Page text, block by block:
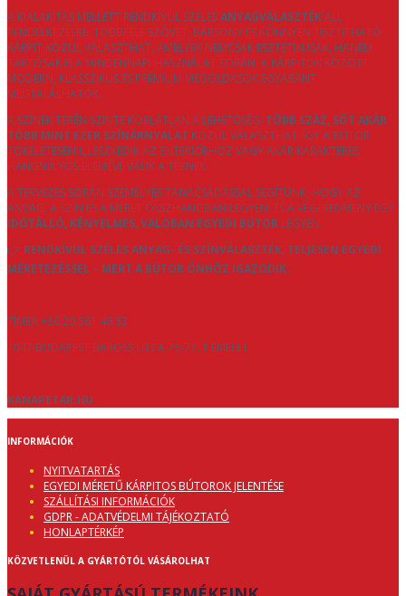
A KIALAKÍTÁS MELLETT RENDKÍVÜL SZÉLESANYAGVÁLASZTÉKÁLL
RENDELKEZÉSRE. TÖBBFÉLE SZÖVET, BÁRSONY ÉS KÖNNYEN TISZTÍTHATÓ
KÁRPIT KÖZÜL VÁLASZTHAT, AMELYEK NEMCSAK ESZTÉTIKUSAK, HANEM
TARTÓSAK IS A MINDENNAPI HASZNÁLAT SORÁN. A KÁRPITOK KÖZÖTT
MODERN, KLASSZIKUS ÉS PRÉMIUM MEGOLDÁSOK EGYARÁNT
MEGTALÁLHATÓK.
A SZÍNEK TERÉN SZINTE KORLÁTLAN A LEHETŐSÉG: TÖBB SZÁZ, SŐT AKÁR
TÖBB MINT EZER SZÍNÁRNYALAT KÖZÜL VÁLASZTHAT, ÍGY A BÚTOR
TÖKÉLETESEN ILLESZKEDIK AZ ENTERIŐRHÖZ VAGY AKÁR KARAKTERES
HANGSÚLYOS ELEMÉVÉ VÁLIK A TÉRNEK.
A TERVEZÉS SORÁN SZEMÉLYES TANÁCSADÁSSAL SEGÍTÜNK, HOGY AZ
ANYAG, A SZÍN ÉS A MÉRET ÖSSZHANGBAN LEGYEN, ÉS A VÉGEREDMÉNY EGY
IDŐTÁLLÓ, KÉNYELMES, VALÓBAN EGYEDI BÚTOR LEGYEN.
👉 RENDKÍVÜL SZÉLES ANYAG- ÉS SZÍNVÁLASZTÉK, TELJESEN EGYEDI
MÉRETEZÉSSEL – MERT A BÚTOR ÖNHÖZ IGAZODIK.
TÍMEA +36 20 561 46 33
1047 BUDAPEST BAROSS UTCA 75-77. 1 EMELET
KANAPETAR.HU
INFORMÁCIÓK
NYITVATARTÁS
EGYEDI MÉRETŰ KÁRPITOS BÚTOROK JELENTÉSE
SZÁLLÍTÁSI INFORMÁCIÓK
GDPR - ADATVÉDELMI TÁJÉKOZTATÓ
HONLAPTÉRKÉP
KÖZVETLENÜL A GYÁRTÓTÓL VÁSÁROLHAT